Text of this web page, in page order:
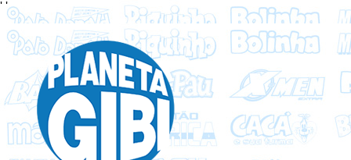
' '